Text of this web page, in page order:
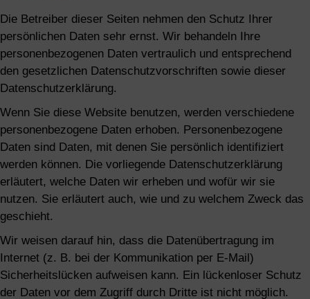
Die Betreiber dieser Seiten nehmen den Schutz Ihrer
persönlichen Daten sehr ernst. Wir behandeln Ihre
personenbezogenen Daten vertraulich und entsprechend
den gesetzlichen Datenschutzvorschriften sowie dieser
Datenschutzerklärung.
Wenn Sie diese Website benutzen, werden verschiedene
personenbezogene Daten erhoben. Personenbezogene
Daten sind Daten, mit denen Sie persönlich identifiziert
werden können. Die vorliegende Datenschutzerklärung
erläutert, welche Daten wir erheben und wofür wir sie
nutzen. Sie erläutert auch, wie und zu welchem Zweck das
geschieht.
Wir weisen darauf hin, dass die Datenübertragung im
Internet (z. B. bei der Kommunikation per E-Mail)
Sicherheitslücken aufweisen kann. Ein lückenloser Schutz
der Daten vor dem Zugriff durch Dritte ist nicht möglich.